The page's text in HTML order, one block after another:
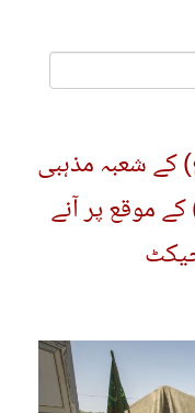
شعبہ مذہبی
موقع پر آنے